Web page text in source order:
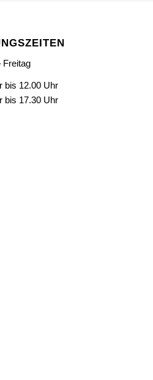
Freitag
bis 12.00 Uhr
bis 17.30 Uhr